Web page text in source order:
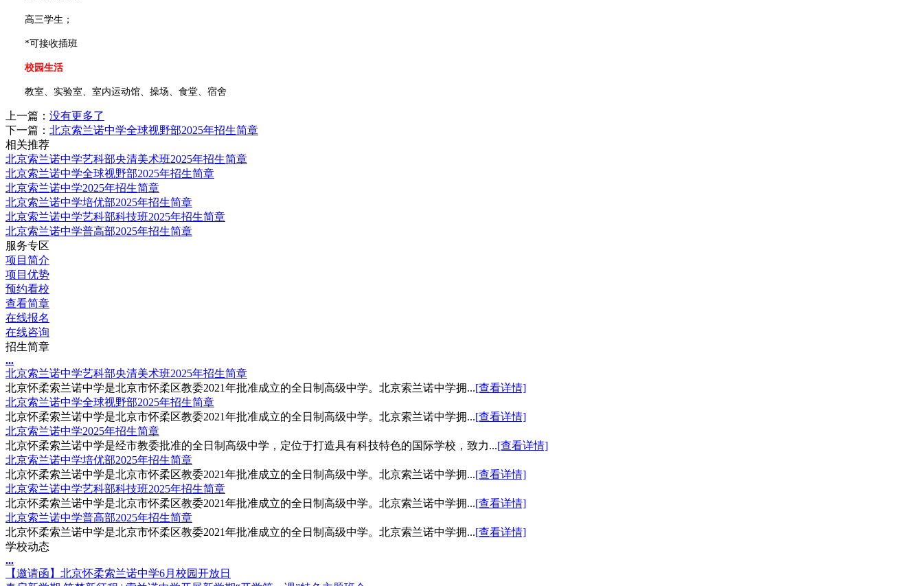
高三学生；
*可接收插班
校园生活
教室、实验室、室内运动馆、操场、食堂、宿舍
上一篇： 没有更多了
下一篇： 北京索兰诺中学全球视野部2025年招生简章
相关推荐
北京索兰诺中学艺科部央清美术班2025年招生简章
北京索兰诺中学全球视野部2025年招生简章
北京索兰诺中学2025年招生简章
北京索兰诺中学培优部2025年招生简章
北京索兰诺中学艺科部科技班2025年招生简章
北京索兰诺中学普高部2025年招生简章
服务专区
项目简介
项目优势
预约看校
查看简章
在线报名
在线咨询
招生简章
...
北京索兰诺中学艺科部央清美术班2025年招生简章
北京怀柔索兰诺中学是北京市怀柔区教委2021年批准成立的全日制高级中学。北京索兰诺中学拥...[查看详情]
北京索兰诺中学全球视野部2025年招生简章
北京怀柔索兰诺中学是北京市怀柔区教委2021年批准成立的全日制高级中学。北京索兰诺中学拥...[查看详情]
北京索兰诺中学2025年招生简章
北京怀柔索兰诺中学是经市教委批准的全日制高级中学，定位于打造具有科技特色的国际学校，致力...[查看详情]
北京索兰诺中学培优部2025年招生简章
北京怀柔索兰诺中学是北京市怀柔区教委2021年批准成立的全日制高级中学。北京索兰诺中学拥...[查看详情]
北京索兰诺中学艺科部科技班2025年招生简章
北京怀柔索兰诺中学是北京市怀柔区教委2021年批准成立的全日制高级中学。北京索兰诺中学拥...[查看详情]
北京索兰诺中学普高部2025年招生简章
北京怀柔索兰诺中学是北京市怀柔区教委2021年批准成立的全日制高级中学。北京索兰诺中学拥...[查看详情]
学校动态
...
【邀请函】北京怀柔索兰诺中学6月校园开放日